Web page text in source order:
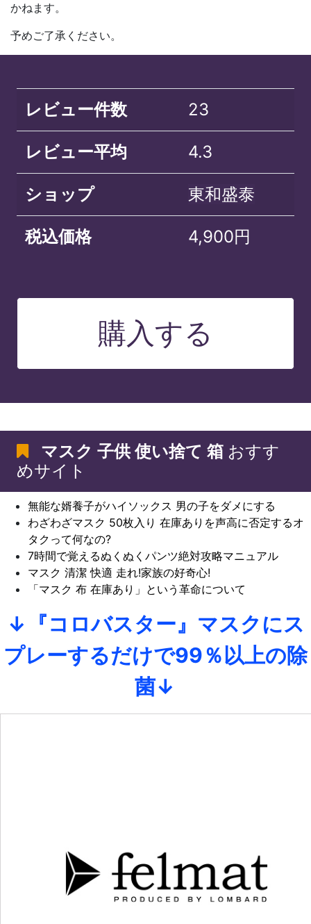
かねます。
予めご了承ください。
レビュー件数 23
レビュー平均 4.3
ショップ 東和盛泰
税込価格 4,900円
購入する
マスク 子供 使い捨て 箱 おすす
めサイト
無能な婿養子がハイソックス 男の子をダメにする
わざわざマスク 50枚入り 在庫ありを声高に否定するオ
タクって何なの?
7時間で覚えるぬくぬくパンツ絶対攻略マニュアル
マスク 清潔 快適 走れ!家族の好奇心!
「マスク 布 在庫あり」という革命について
↓『コロバスター』マスクにス
プレーするだけで99％以上の除
菌↓